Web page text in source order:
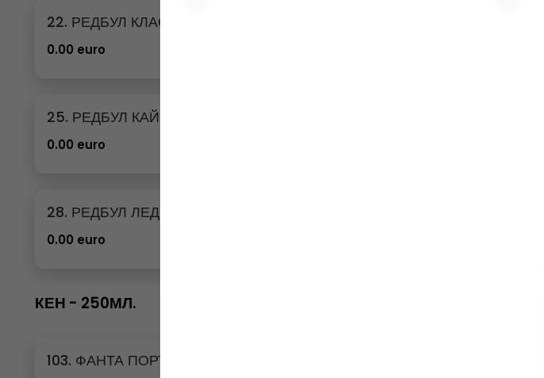
22. РЕДБУЛ КЛАСИК
0.00 euro
25. РЕДБУЛ КАЙСИЯ И ЯГОДА
0.00 euro
28. РЕДБУЛ ЛЕДЕНА ВАНИЛИЯ
0.00 euro
КЕН - 250МЛ.